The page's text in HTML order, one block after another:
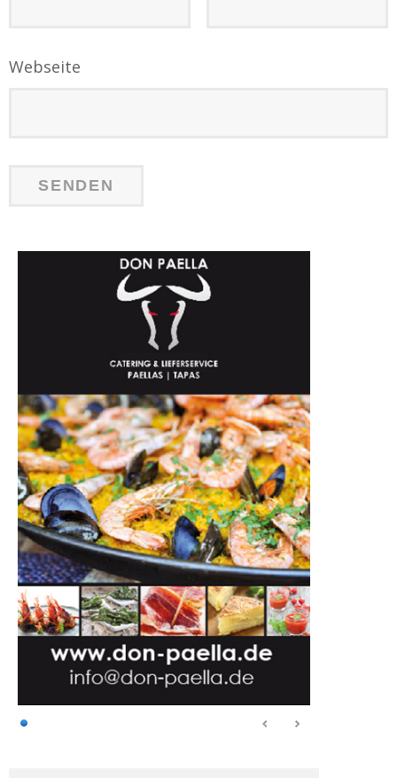
Webseite